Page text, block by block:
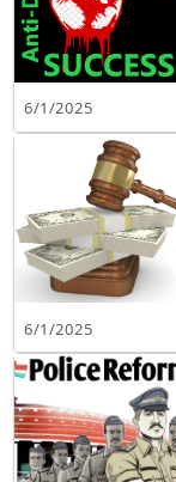
6/1/2025
6/1/2025